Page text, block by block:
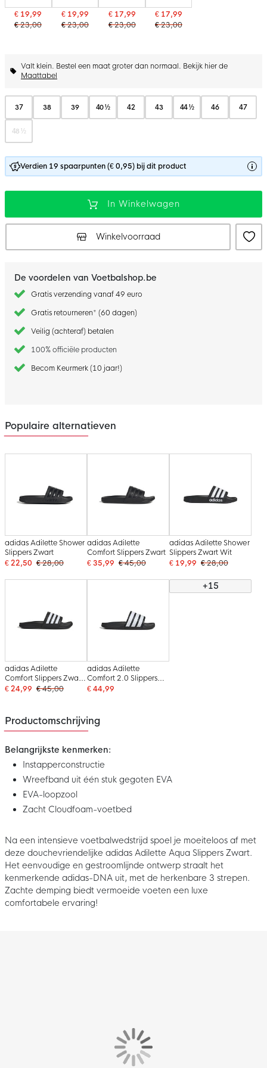
€ 19,99
€ 23,00
€ 19,99
€ 23,00
€ 17,99
€ 23,00
€ 17,99
€ 23,00
37 38 39 40 ½ 42 43 44 ½ 46 47
48 ½
Valt klein. Bestel een maat groter dan normaal. Bekijk hier de
Maattabel
Verdien 19 spaarpunten (€ 0,95) bij dit product
In Winkelwagen
Winkelvoorraad
De voordelen van Voetbalshop.be
Gratis verzending vanaf 49 euro
Gratis retourneren* (60 dagen)
Veilig (achteraf) betalen
100% officiële producten
Becom Keurmerk (10 jaar!)
Populaire alternatieven
adidas Adilette Shower
Slippers Zwart
€ 22,50 € 28,00
adidas Adilette
Comfort Slippers Zwart
€ 35,99 € 45,00
adidas Adilette Shower
Slippers Zwart Wit
€ 19,99 € 28,00
adidas Adilette
Comfort Slippers Zwart
Wit
€ 24,99 € 45,00
adidas Adilette
Comfort 2.0 Slippers
Zwart Wit
€ 44,99
+15
Productomschrijving
Belangrijkste kenmerken:
Instapperconstructie
Wreefband uit één stuk gegoten EVA
EVA-loopzool
Zacht Cloudfoam-voetbed
Na een intensieve voetbalwedstrijd spoel je moeiteloos af met
deze douchevriendelijke adidas Adilette Aqua Slippers Zwart.
Het eenvoudige en gestroomlijnde ontwerp straalt het
kenmerkende adidas-DNA uit, met de herkenbare 3 strepen.
Zachte demping biedt vermoeide voeten een luxe
comfortabele ervaring!